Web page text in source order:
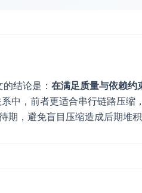
结论是： 在满足质量与依赖约
中，前者更适合串行链路压缩
期，避免盲目压缩造成后期堆积